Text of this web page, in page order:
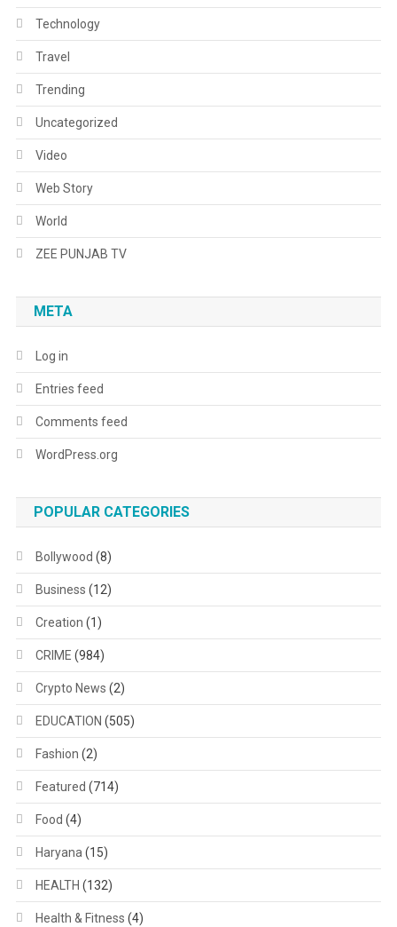
Technology
Travel
Trending
Uncategorized
Video
Web Story
World
ZEE PUNJAB TV
META
Log in
Entries feed
Comments feed
WordPress.org
POPULAR CATEGORIES
Bollywood (8)
Business (12)
Creation (1)
CRIME (984)
Crypto News (2)
EDUCATION (505)
Fashion (2)
Featured (714)
Food (4)
Haryana(15)
HEALTH (132)
Health & Fitness (4)